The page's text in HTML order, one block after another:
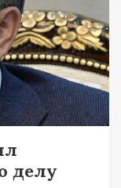
делу